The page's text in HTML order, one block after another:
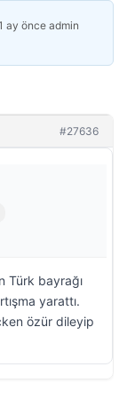
ay önceadmin
#27636
Türk bayrağı
yarattı.
özür dileyip